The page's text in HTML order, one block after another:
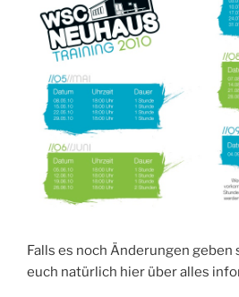
Falls es noch Änderungen
euch natürlich hier über alles